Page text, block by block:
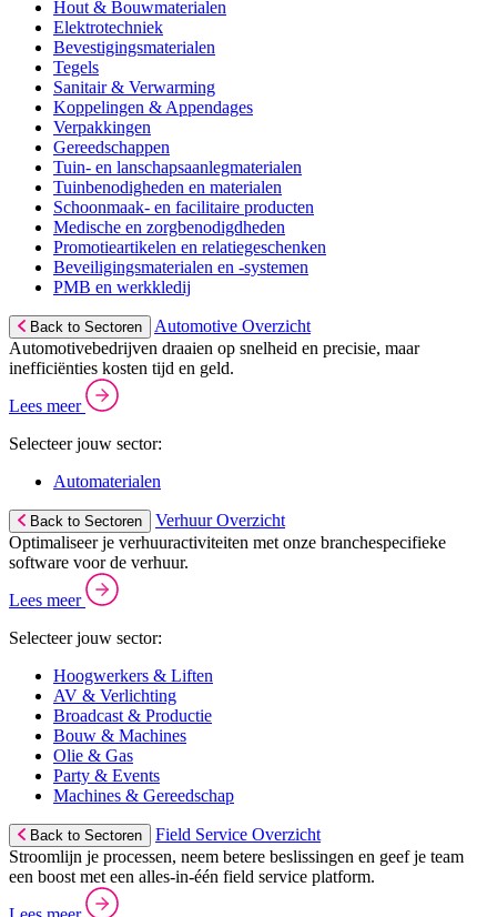
Hout & Bouwmaterialen
Elektrotechniek
Bevestigingsmaterialen
Tegels
Sanitair & Verwarming
Koppelingen & Appendages
Verpakkingen
Gereedschappen
Tuin- en lanschapsaanlegmaterialen
Tuinbenodigheden en materialen
Schoonmaak- en facilitaire producten
Medische en zorgbenodigdheden
Promotieartikelen en relatiegeschenken
Beveiligingsmaterialen en -systemen
PMB en werkkledij
Back to Sectoren
Automotive Overzicht
Automotivebedrijven draaien op snelheid en precisie, maar
inefficiënties kosten tijd en geld.
Lees meer
Selecteer jouw sector:
Automaterialen
Back to Sectoren
Verhuur Overzicht
Optimaliseer je verhuuractiviteiten met onze branchespecifieke
software voor de verhuur.
Lees meer
Selecteer jouw sector:
Hoogwerkers & Liften
AV & Verlichting
Broadcast & Productie
Bouw & Machines
Olie & Gas
Party & Events
Machines & Gereedschap
Back to Sectoren
Field Service Overzicht
Stroomlijn je processen, neem betere beslissingen en geef je team
een boost met een alles-in-één field service platform.